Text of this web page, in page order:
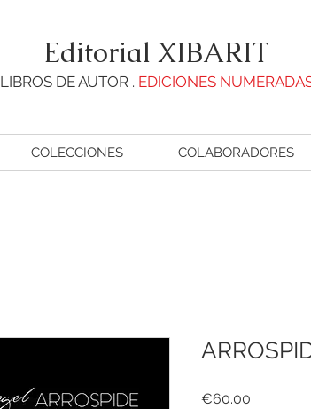
Editorial XIBARIT
LIBROS DE AUTOR . EDICIONES
COLECCIONES COLABORADORES
€60.00Price